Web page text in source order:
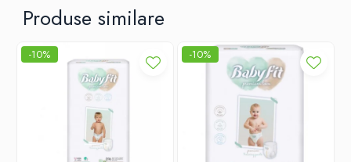
Produse similare
-10% -10%